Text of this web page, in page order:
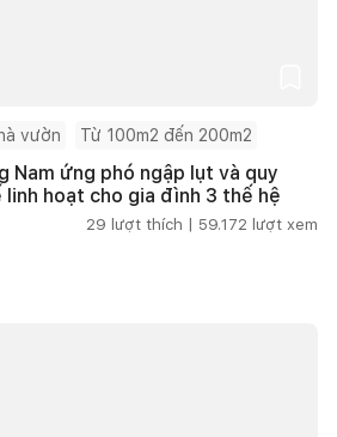
vườn Từ 100m2 đến 200m2
Nam ứng phó ngập lụt và quy
hoạt cho gia đình 3 thế hệ
29 lượt thích | 59.172 lượt xem